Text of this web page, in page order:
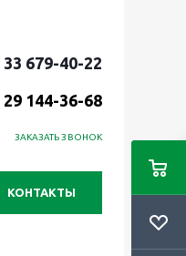
33 679-40-22
29 144-36-68
ЗАКАЗАТЬ ЗВОНОК
КОНТАКТЫ